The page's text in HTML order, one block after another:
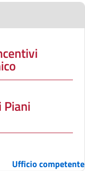
Ufficio competente